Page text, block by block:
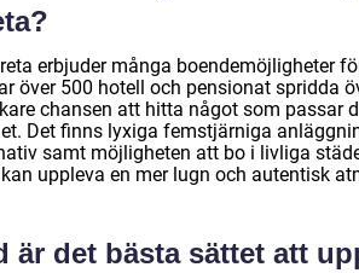
erbjuder många boendemöjligheter
över 500 hotell och pensionat spridda
chansen att hitta något som passar
Det finns lyxiga femstjärniga
samt möjligheten att bo i livliga
uppleva en mer lugn och autentisk
är det bästa sättet att